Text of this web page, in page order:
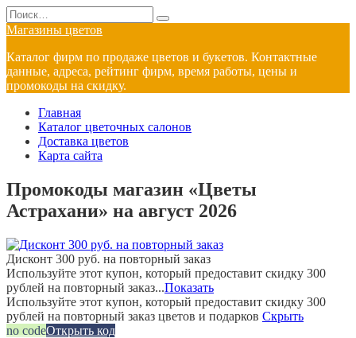
Перейти
к
содержанию
Search
for:
Магазины цветов
Каталог фирм по продаже цветов и букетов. Контактные
данные, адреса, рейтинг фирм, время работы, цены и
промокоды на скидку.
Главная
Каталог цветочных салонов
Доставка цветов
Карта сайта
Промокоды магазин «Цветы
Астрахани» на август 2026
Дисконт 300 руб. на повторный заказ
Используйте этот купон, который предоставит скидку 300
рублей на повторный заказ...Показать
Используйте этот купон, который предоставит скидку 300
рублей на повторный заказ цветов и подарков Скрыть
no codeОткрыть код